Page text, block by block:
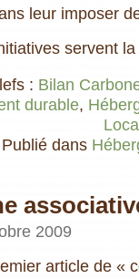
leur imposer
servent
: Bilan
durable,
Publié dans
2009
article de «